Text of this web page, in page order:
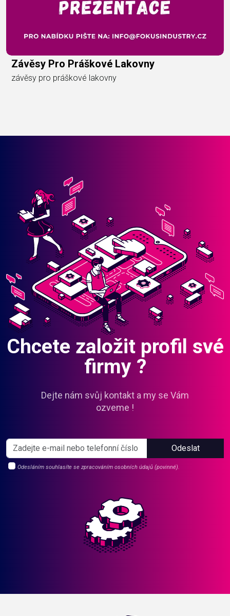
Závěsy Pro Práškové Lakovny
závěsy pro práškové lakovny
Chcete založit profil své
firmy ?
Dejte nám svůj kontakt a my se Vám
ozveme !
Odeslat
Odesláním souhlasíte se zpracováním osobních údajů (povinné).